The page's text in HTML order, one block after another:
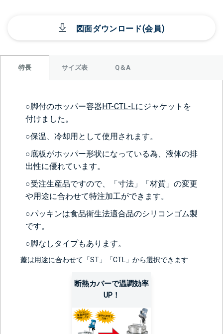
図面ダウンロード(会員)
特長 サイズ表 Q＆A
○脚付のホッパー容器HT-CTL-Lにジャケットを
付けました。
○保温、冷却用として使用されます。
○底板がホッパー形状になっている為、液体の排
出性に優れています。
○受注生産品ですので、「寸法」「材質」の変更
や用途に合わせて特注加工ができます。
○パッキンは食品衛生法適合品のシリコンゴム製
です。
○脚なしタイプもあります。
蓋は用途に合わせて「ST」「CTL」から選択できます
断熱カバーで温調効率
UP！